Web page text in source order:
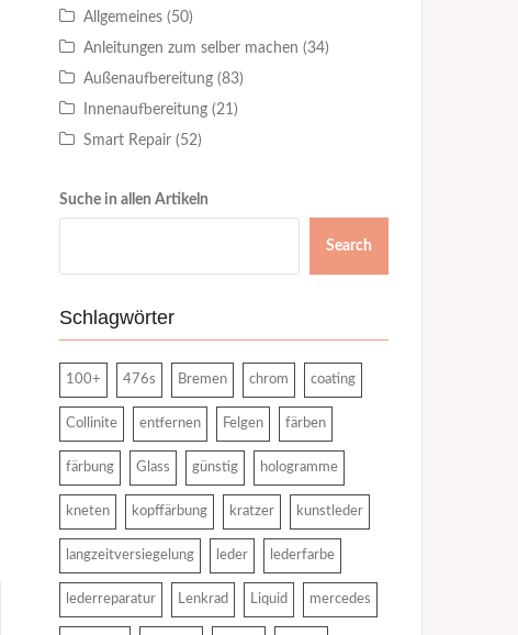
Allgemeines (50)
Anleitungen zum selber machen (34)
Außenaufbereitung (83)
Innenaufbereitung (21)
Smart Repair (52)
Suche in allen Artikeln
Search
Schlagwörter
100+ 476s Bremen chrom coating
Collinite entfernen Felgen färben
färbung Glass günstig hologramme
kneten kopffärbung kratzer kunstleder
langzeitversiegelung leder lederfarbe
lederreparatur Lenkrad Liquid mercedes